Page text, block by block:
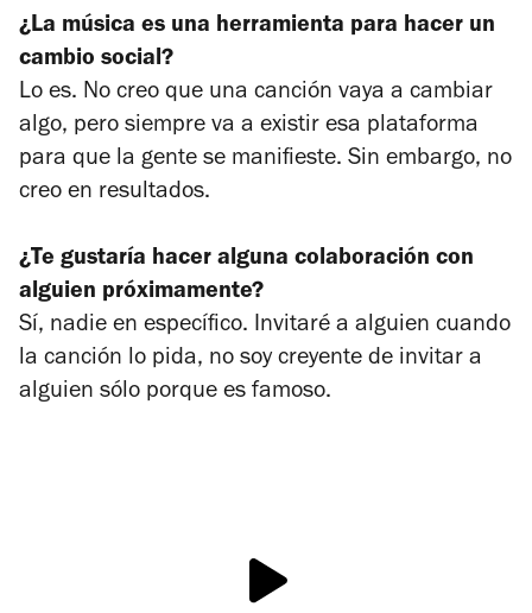
¿La música es una herramienta para hacer un
cambio social?
Lo es. No creo que una canción vaya a cambiar
algo, pero siempre va a existir esa plataforma
para que la gente se manifieste. Sin embargo, no
creo en resultados.
¿Te gustaría hacer alguna colaboración con
alguien próximamente?
Sí, nadie en específico. Invitaré a alguien cuando
la canción lo pida, no soy creyente de invitar a
alguien sólo porque es famoso.